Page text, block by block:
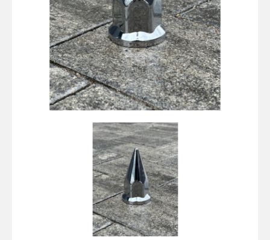
Запчасти кузова и зеркала
Малый коммерческий транспорт
Маркировочные знаки и светоотражатели
Пневматические соединения
Запчасти
Инструменты
Оснащение прицепов
Автономное отопление и
кондиционировани
Стяжные ремни и тросы